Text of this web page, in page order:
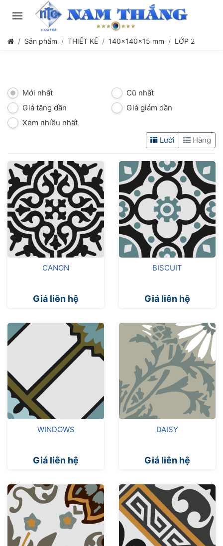
Sản phẩm THIẾT KẾ 140x140x15 mm LỚP 2
Mới nhất
Cũ nhất
Giá tăng dần
Giá giảm dần
Xem nhiều nhất
Lưới
Hàng
CANON
Giá liên hệ
BISCUIT
Giá liên hệ
WINDOWS
Giá liên hệ
DAISY
Giá liên hệ